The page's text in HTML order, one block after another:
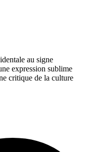
au signe
expression sublime
critique de la culture